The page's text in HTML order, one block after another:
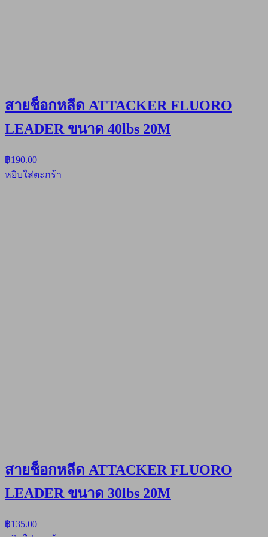
สายช็อกหลีด ATTACKER FLUORO
LEADER ขนาด 40lbs 20M
฿190.00
หยิบใส่ตะกร้า
สายช็อกหลีด ATTACKER FLUORO
LEADER ขนาด 30lbs 20M
฿135.00